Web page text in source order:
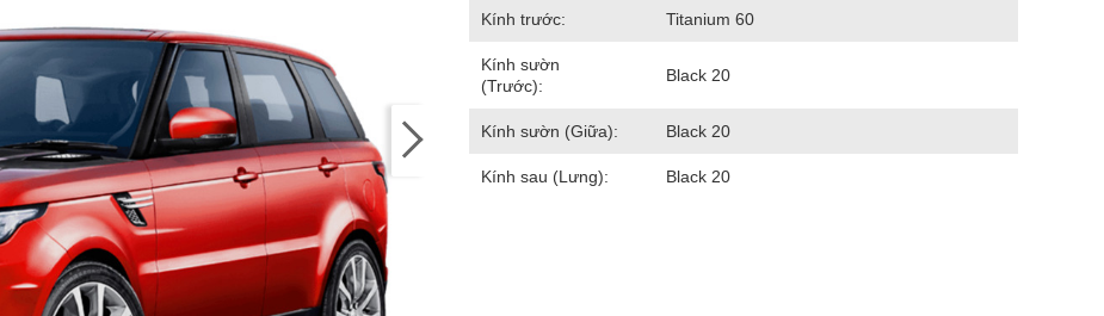
Kính trước: Titanium 60
Kính sườn
(Trước):
Black 20
Kính sườn (Giữa): Black 20
Kính sau (Lưng): Black 20